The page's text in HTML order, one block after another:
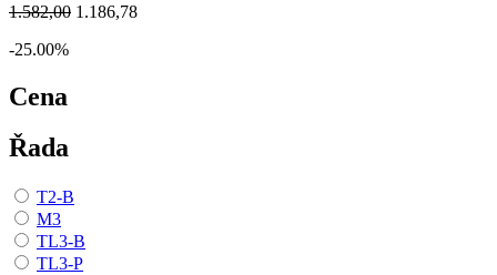
1.582,00 1.186,78
-25.00%
Cena
Řada
T2-B
M3
TL3-B
TL3-P